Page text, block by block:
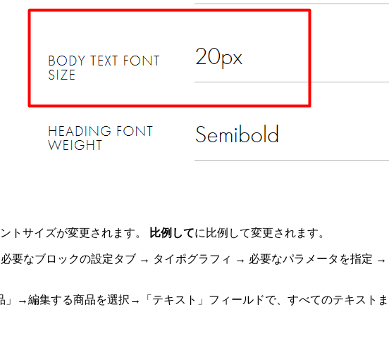
トサイズが変更されます。 比例してに比例して変更されます。
要なブロックの設定タブ → タイポグラフィ → 必要なパラメータを指定 →
→編集する商品を選択→「テキスト」フィールドで、すべてのテキストま